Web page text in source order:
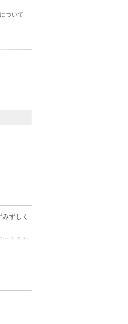
ついて
ずしく
にうるお
。